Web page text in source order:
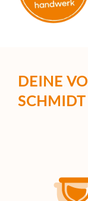
DEINE
SCHMIDT